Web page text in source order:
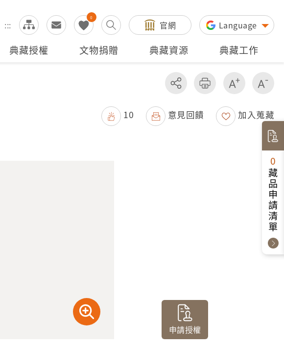
:::
0
官網 Language
典藏授權 文物捐贈 典藏資源 典藏工作
分享 友善列印 增加字級
10 意見回饋 加入蒐藏
申請授權
0
藏品申請清單